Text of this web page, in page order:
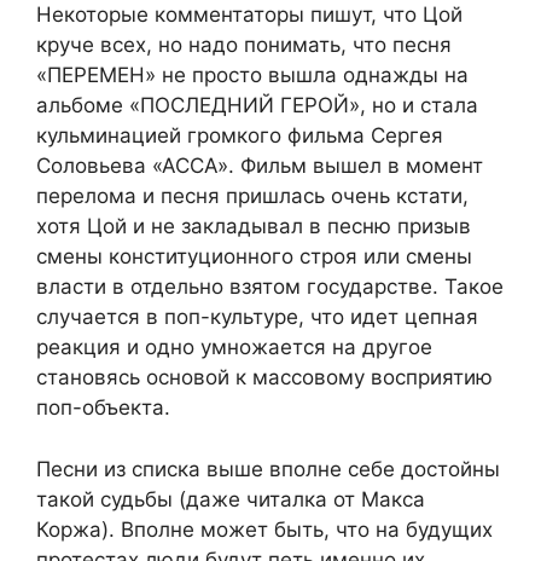
Некоторые комментаторы пишут, что Цой
круче всех, но надо понимать, что песня
«ПЕРЕМЕН» не просто вышла однажды на
альбоме «ПОСЛЕДНИЙ ГЕРОЙ», но и стала
кульминацией громкого фильма Сергея
Соловьева «АССА». Фильм вышел в момент
перелома и песня пришлась очень кстати,
хотя Цой и не закладывал в песню призыв
смены конституционного строя или смены
власти в отдельно взятом государстве. Такое
случается в поп-культуре, что идет цепная
реакция и одно умножается на другое
становясь основой к массовому восприятию
поп-объекта.
Песни из списка выше вполне себе достойны
такой судьбы (даже читалка от Макса
Коржа). Вполне может быть, что на будущих